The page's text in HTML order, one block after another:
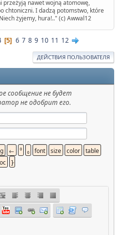
przeżyją nawet wojną atomowę,
chtoniczni. I dadzą potomstwo, które
żyjemy, hura!.." (c) Awwal12
5 6 7 8 9 10 11 12
ДЕЙСТВИЯ ПОЛЬЗОВАТЕЛЯ
сообщение не будет
не одобрит его.